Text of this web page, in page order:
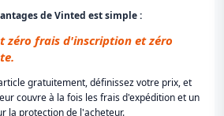
de Vinted est simple :
zéro frais d'inscription et zéro
gratuitement, définissez votre prix, et
couvre à la fois les frais d'expédition et un
la protection de l'acheteur.